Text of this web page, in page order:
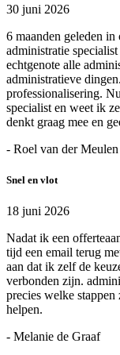
30 juni 2026
6 maanden geleden
administratie
echtgenote alle
administratieve
professionalisering.
specialist en weet ik
denkt graag mee en
- Roel van der Meulen
Snel en vlot
18 juni 2026
Nadat ik een
tijd een email terug
aan dat ik zelf de
verbonden zijn.
precies welke stappen
helpen.
- Melanie de Graaf